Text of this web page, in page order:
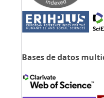
Bases de datos